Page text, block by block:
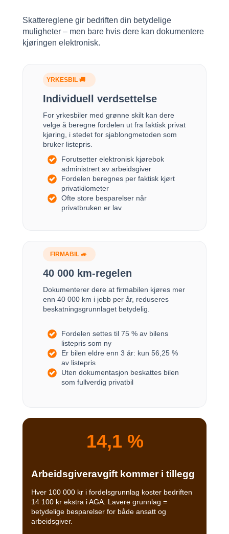
Skattereglene gir bedriften din betydelige
muligheter – men bare hvis dere kan dokumentere
kjøringen elektronisk.
YRKESBIL 🚚
Individuell verdsettelse
For yrkesbiler med grønne skilt kan dere
velge å beregne fordelen ut fra faktisk privat
kjøring, i stedet for sjablongmetoden som
bruker listepris.
Forutsetter elektronisk kjørebok
administrert av arbeidsgiver
Fordelen beregnes per faktisk kjørt
privatkilometer
Ofte store besparelser når
privatbruken er lav
FIRMABIL 🚙
40 000 km-regelen
Dokumenterer dere at firmabilen kjøres mer
enn 40 000 km i jobb per år, reduseres
beskatningsgrunnlaget betydelig.
Fordelen settes til 75 % av bilens
listepris som ny
Er bilen eldre enn 3 år: kun 56,25 %
av listepris
Uten dokumentasjon beskattes bilen
som fullverdig privatbil
Arbeidsgiveravgift kommer i tillegg
Hver 100 000 kr i fordelsgrunnlag koster bedriften
14 100 kr ekstra i AGA. Lavere grunnlag =
betydelige besparelser for både ansatt og
arbeidsgiver.
14,1 %